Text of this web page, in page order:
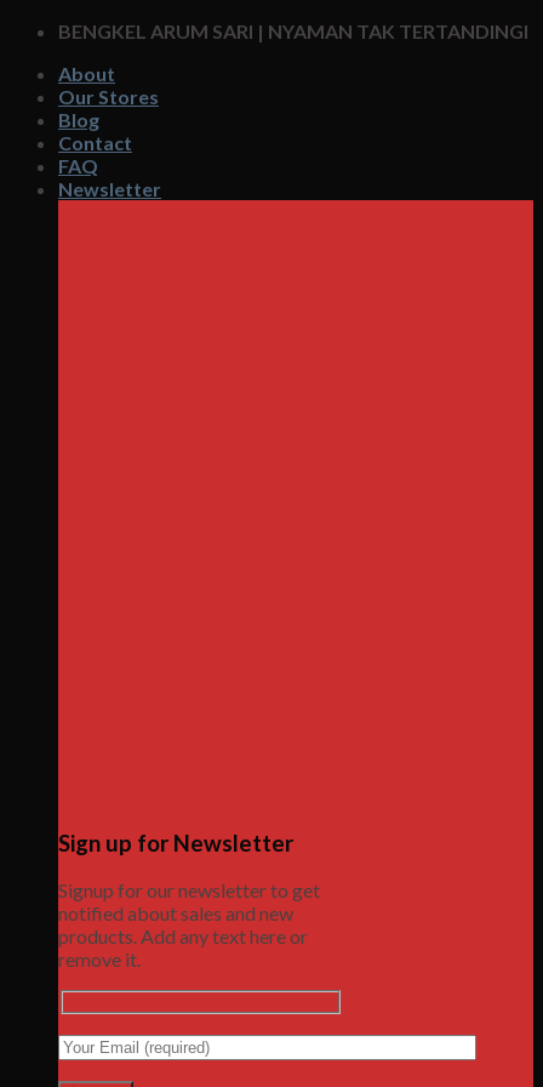
Skip
content
BENGKEL ARUM SARI | NYAMAN TAK TERTANDINGI
About
Our Stores
Blog
Contact
FAQ
Newsletter
Sign up for Newsletter
Signup for our newsletter to get
notified about sales and new
products. Add any text here or
remove it.